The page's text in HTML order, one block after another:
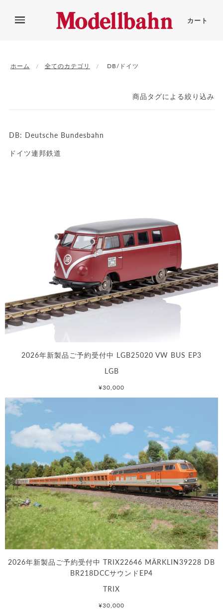
カート
ホーム 全てのカテゴリ DB/ドイツ
商品タグによる絞り込み
DB: Deutsche Bundesbahn
ドイツ連邦鉄道
2026年新製品ご予約受付中 LGB25020 VW BUS EP3
LGB
¥30,000
2026年新製品ご予約受付中 TRIX22646 MÄRKLIN39228 DB
BR218DCCサウンドEP4
TRIX
¥30,000